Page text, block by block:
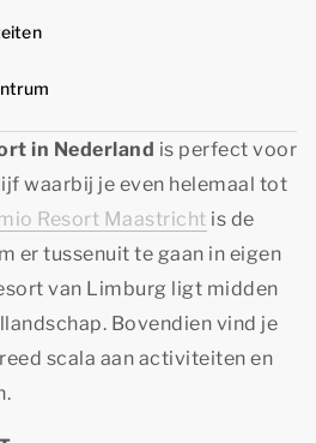
in Nederland is perfect voor
waarbij je even helemaal tot
Resort Maastricht is de
er tussenuit te gaan in eigen
van Limburg ligt midden
Bovendien vind je
scala aan activiteiten en